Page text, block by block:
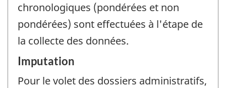
chronologiques (pondérées et non
pondérées) sont effectuées à l'étape de
la collecte des données.
Imputation
Pour le volet des dossiers administratifs,